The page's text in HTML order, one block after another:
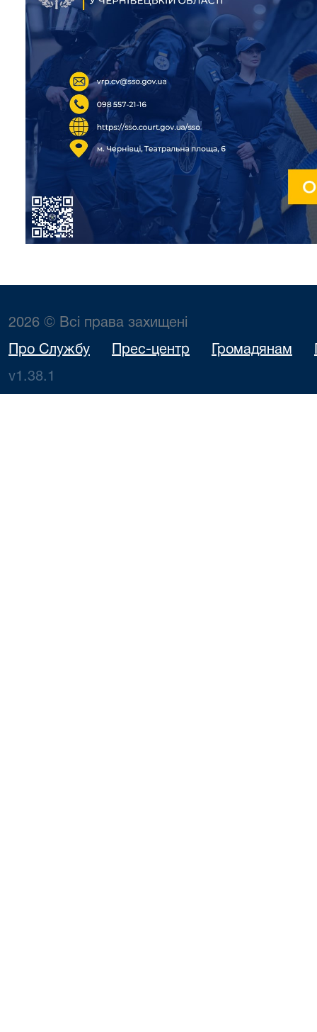
2026 © Всі права захищені
Про Службу Прес-центр Громадянам
v1.38.1